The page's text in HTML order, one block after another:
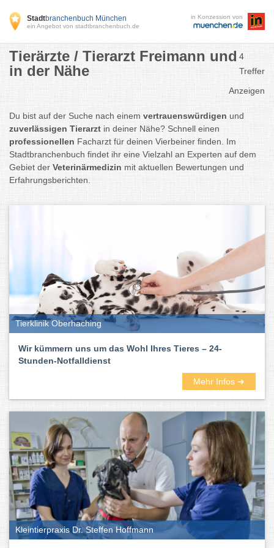
Stadtbranchenbuch München
ein Angebot von stadtbranchenbuch.de
in Konzession von
Tierärzte / Tierarzt Freimann und
in der Nähe
4
Treffer
Anzeigen
Du bist auf der Suche nach einem vertrauenswürdigen und
zuverlässigen Tierarzt in deiner Nähe? Schnell einen
professionellen Facharzt für deinen Vierbeiner finden. Im
Stadtbranchenbuch findet ihr eine Vielzahl an Experten auf dem
Gebiet der Veterinärmedizin mit aktuellen Bewertungen und
Erfahrungsberichten.
Tierklinik Oberhaching
Wir kümmern uns um das Wohl Ihres Tieres – 24-
Stunden-Notfalldienst
Mehr Infos ➜
Kleintierpraxis Dr. Steffen Hoffmann